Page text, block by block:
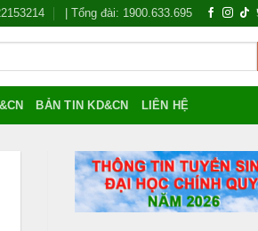
| Tổng đài: 1900.633.695
BẢN TIN KD&CN LIÊN HỆ